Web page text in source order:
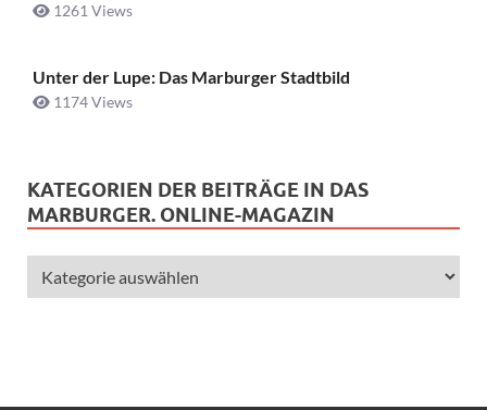
1261 Views
Unter der Lupe: Das Marburger Stadtbild
1174 Views
KATEGORIEN DER BEITRÄGE IN DAS
MARBURGER. ONLINE-MAGAZIN